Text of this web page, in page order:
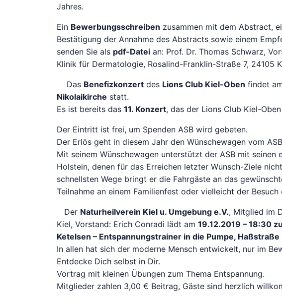
Jahres.
Ein Bewerbungsschreiben zusammen mit dem Abstract,
Bestätigung der Annahme des Abstracts sowie einem
senden Sie als pdf-Datei an: Prof. Dr. Thomas Schwarz,
Klinik für Dermatologie, Rosalind-Franklin-Straße 7, 24105
Das Benefizkonzert des Lions Club Kiel-Oben findet
Nikolaikirche statt.
Es ist bereits das 11. Konzert, das der Lions Club Kiel-Oben
Der Eintritt ist frei, um Spenden ASB wird gebeten.
Der Erlös geht in diesem Jahr den Wünschewagen vom
Mit seinem Wünschewagen unterstützt der ASB mit
Holstein, denen für das Erreichen letzter Wunsch-Ziele
schnellsten Wege bringt er die Fahrgäste an das
Teilnahme an einem Familienfest oder vielleicht der
Der Naturheilverein Kiel u. Umgebung e.V., Mitglied im
Kiel, Vorstand: Erich Conradi lädt am 19.12.2019 – 18:30
Ketelsen – Entspannungstrainer in die Pumpe,
In allen hat sich der moderne Mensch entwickelt, nur im
Entdecke Dich selbst in Dir.
Vortrag mit kleinen Übungen zum Thema Entspannung.
Mitglieder zahlen 3,00 € Beitrag, Gäste sind herzlich